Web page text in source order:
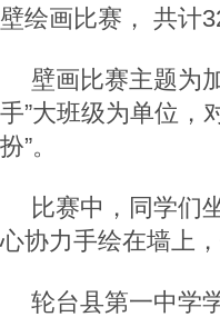
壁绘画比赛， 共计
壁画比赛主题为
手”大班级为单位，
扮”。
比赛中，同学们
心协力手绘在墙上
轮台县第一中学